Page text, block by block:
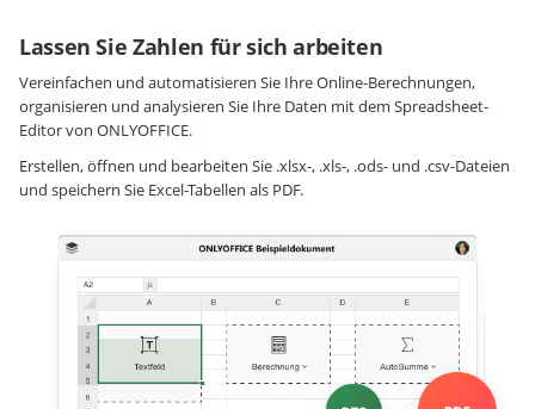
Lassen Sie Zahlen für sich arbeiten
Vereinfachen und automatisieren Sie Ihre Online-Berechnungen,
organisieren und analysieren Sie Ihre Daten mit dem Spreadsheet-
Editor von ONLYOFFICE.
Erstellen, öffnen und bearbeiten Sie .xlsx-, .xls-, .ods- und .csv-Dateien
und speichern Sie Excel-Tabellen als PDF.